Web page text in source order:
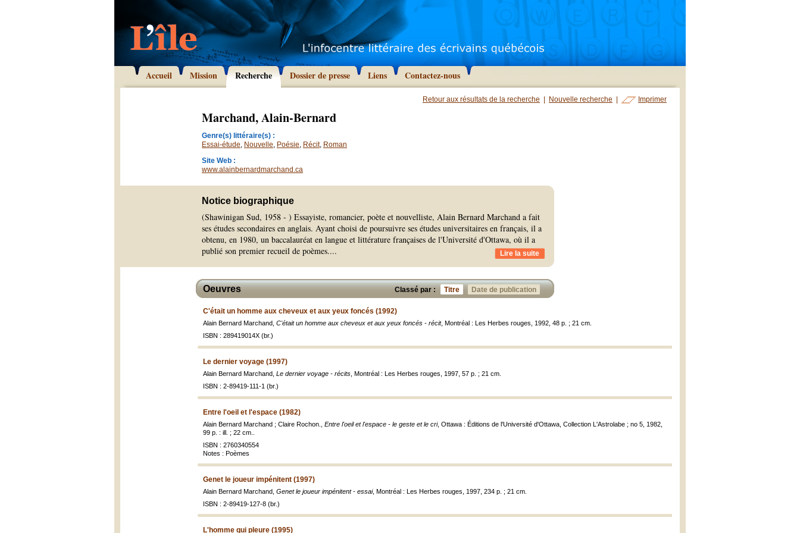
Accueil Mission Recherche Dossier de presse Liens Contactez-nous
Retour aux résultats de la recherche Nouvelle recherche Imprimer
Marchand, Alain-Bernard
Genre(s) littéraire(s) :
Essai-étude, Nouvelle, Poésie, Récit, Roman
Site Web :
www.alainbernardmarchand.ca
Notice biographique
(Shawinigan Sud, 1958 - ) Essayiste, romancier, poète et nouvelliste, Alain Bernard Marchand a fait
ses études secondaires en anglais. Ayant choisi de poursuivre ses études universitaires en français, il a
obtenu, en 1980, un baccalauréat en langue et littérature françaises de l'Université d'Ottawa, où il a
publié son premier recueil de poèmes.... Lire la suite
Classé par : Titre Date de publication
Oeuvres
C'était un homme aux cheveux et aux yeux foncés (1992)
Alain Bernard Marchand, C'était un homme aux cheveux et aux yeux foncés - récit, Montréal : Les Herbes rouges, 1992, 48 p. ; 21 cm.
ISBN : 289419014X (br.)
Le dernier voyage (1997)
Alain Bernard Marchand, Le dernier voyage - récits , Montréal : Les Herbes rouges, 1997, 57 p. ; 21 cm.
ISBN : 2-89419-111-1 (br.)
Entre l'oeil et l'espace (1982)
Alain Bernard Marchand ; Claire Rochon., Entre l'oeil et l'espace - le geste et le cri, Ottawa : Éditions de l'Université d'Ottawa, Collection L'Astrolabe ; no 5, 1982,
99 p. : ill. ; 22 cm..
ISBN : 2760340554
Notes : Poèmes
Genet le joueur impénitent (1997)
Alain Bernard Marchand, Genet le joueur impénitent - essai, Montréal : Les Herbes rouges, 1997, 234 p. ; 21 cm.
ISBN : 2-89419-127-8 (br.)
L'homme qui pleure (1995)